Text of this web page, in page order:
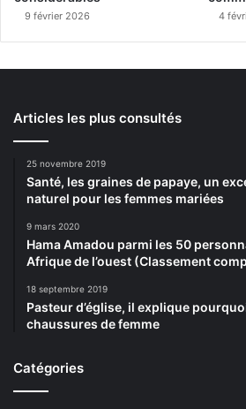
9 février 2026 4
Articles les plus consultés
25 novembre 2019
Santé, les graines de papaye, un
naturel pour les femmes mariées
9 mars 2020
Hama Amadou parmi les 50
Afrique de l’ouest (Classement
18 septembre 2019
Pasteur d’église, il explique
chaussures de femme
Catégories